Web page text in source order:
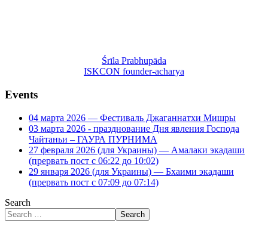
Śrīla Prabhupāda
ISKCON founder-acharya
Events
04 марта 2026 — Фестиваль Джаганнатхи Мишры
03 марта 2026 - празднование Дня явления Господа
Чайтаньи – ГАУРА ПУРНИМА
27 февраля 2026 (для Украины) — Амалаки экадаши
(прервать пост с 06:22 до 10:02)
29 января 2026 (для Украины) — Бхаими экадаши
(прервать пост с 07:09 до 07:14)
Search
Search